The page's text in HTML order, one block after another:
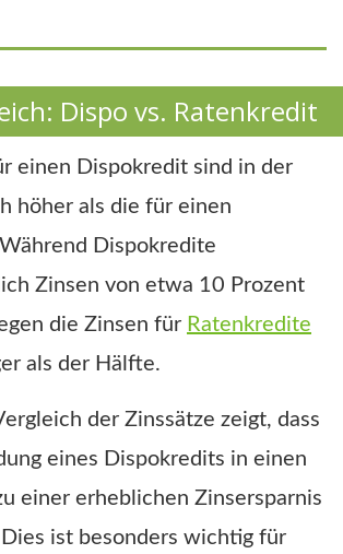
Dispo vs. Ratenkredit
einen Dispokredit sind in der
höher als die für einen
Dispokredite
Zinsen von etwa 10 Prozent
die Zinsen für Ratenkredite
als der Hälfte.
der Zinssätze zeigt, dass
eines Dispokredits in einen
einer erheblichen Zinsersparnis
ist besonders wichtig für